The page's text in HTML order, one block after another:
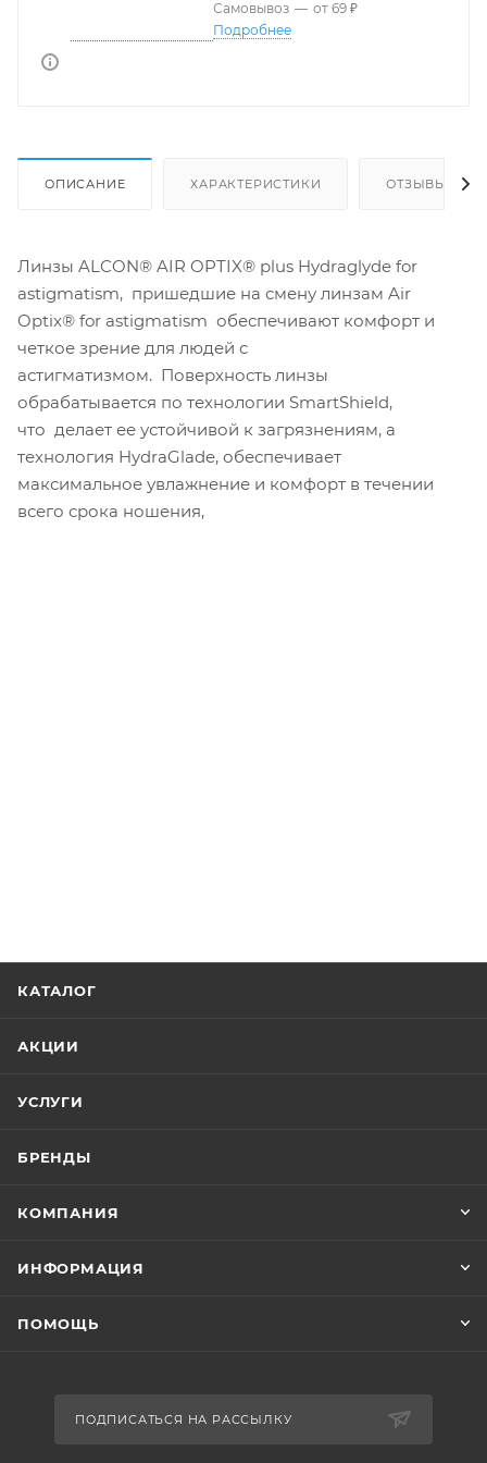
Самовывоз — от 69 ₽
Подробнее
ОПИСАНИЕ ХАРАКТЕРИСТИКИ ОТЗЫВЫ
Линзы ALCON® AIR OPTIX® plus Hydraglyde for
astigmatism, пришедшие на смену линзам Air
Optix® for astigmatism обеспечивают комфорт и
четкое зрение для людей с
астигматизмом. Поверхность линзы
обрабатывается по технологии SmartShield,
что делает ее устойчивой к загрязнениям, а
технология HydraGlade, обеспечивает
максимальное увлажнение и комфорт в течении
всего срока ношения,
КАТАЛОГ
АКЦИИ
УСЛУГИ
БРЕНДЫ
КОМПАНИЯ
ИНФОРМАЦИЯ
ПОМОЩЬ
ПОДПИСАТЬСЯ НА РАССЫЛКУ